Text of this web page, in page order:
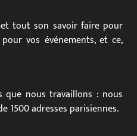
tout son savoir faire pour
vos événements, et ce,
que nous travaillons : nous
1500 adresses parisiennes.